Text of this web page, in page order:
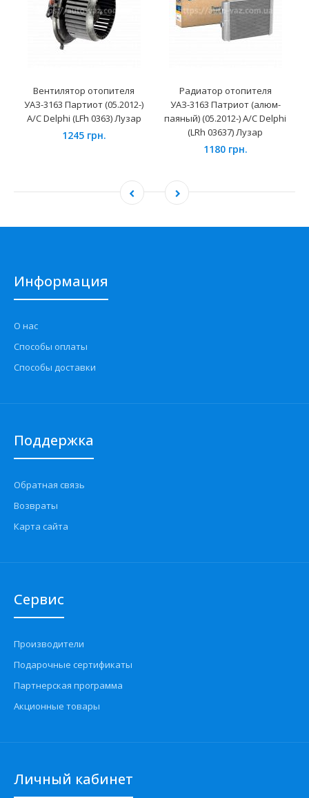
Вентилятор отопителя
УАЗ-3163 Партиот (05.2012-)
А/С Delphi (LFh 0363) Лузар
1245 грн.
Радиатор отопителя
УАЗ-3163 Патриот (алюм-
паяный) (05.2012-) А/С Delphi
(LRh 03637) Лузар
1180 грн.
Информация
О нас
Способы оплаты
Способы доставки
Поддержка
Обратная связь
Возвраты
Карта сайта
Сервис
Производители
Подарочные сертификаты
Партнерская программа
Акционные товары
Личный кабинет